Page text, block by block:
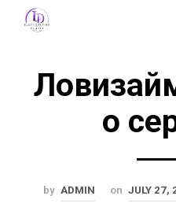
о
by ADMIN on JULY 27,